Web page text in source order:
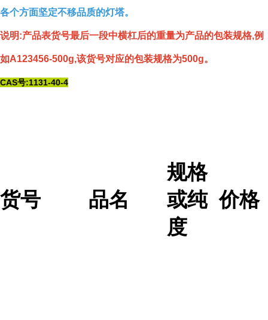
各个方面坚定不移品质的灯塔。
说明:产品表货号最后一段中横杠后的重量为产品的包装规格,例
如A123456-500g,该货号对应的包装规格为500g。
CAS号:1131-40-4
货号 品名
规格
或纯
度
价格